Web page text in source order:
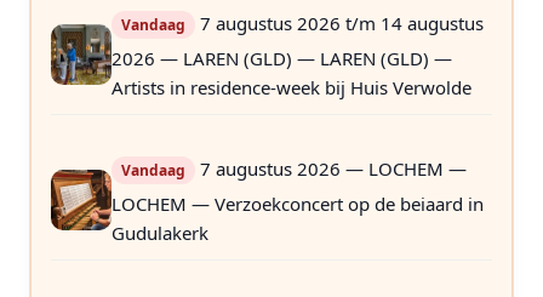
Vandaag
7 augustus 2026 t/m 14 augustus
2026 — LAREN (GLD) — LAREN (GLD) —
Artists in residence-week bij Huis Verwolde
Vandaag
7 augustus 2026 — LOCHEM —
LOCHEM — Verzoekconcert op de beiaard in
Gudulakerk